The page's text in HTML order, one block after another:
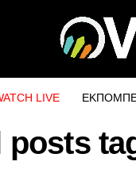
LIVE
posts